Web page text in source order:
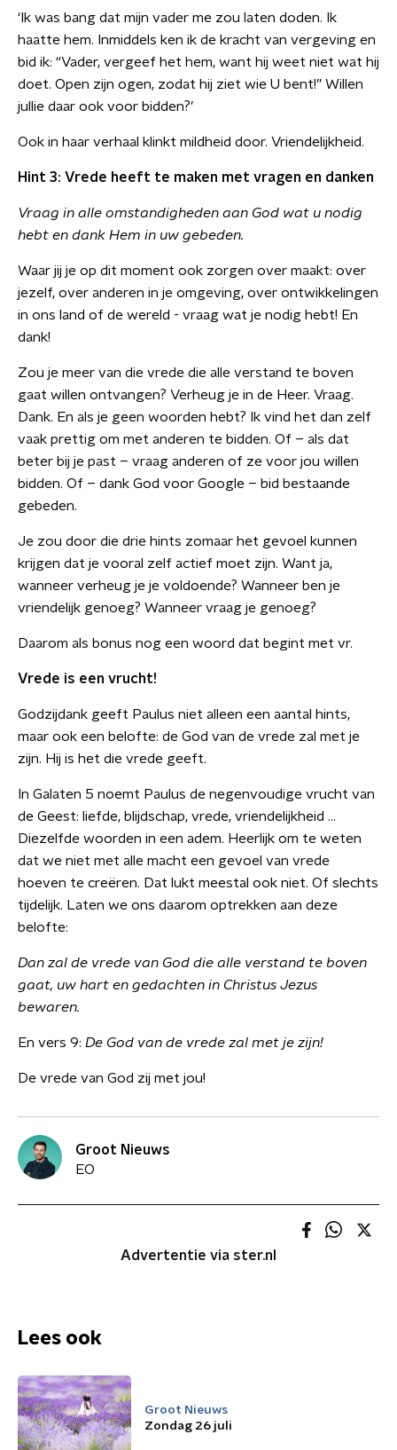
‘Ik was bang dat mijn vader me zou laten doden. Ik
haatte hem. Inmiddels ken ik de kracht van vergeving en
bid ik: “Vader, vergeef het hem, want hij weet niet wat hij
doet. Open zijn ogen, zodat hij ziet wie U bent!” Willen
jullie daar ook voor bidden?’
Ook in haar verhaal klinkt mildheid door. Vriendelijkheid.
Hint 3: Vrede heeft te maken met vragen en danken
Vraag in alle omstandigheden aan God wat u nodig
hebt en dank Hem in uw gebeden.
Waar jij je op dit moment ook zorgen over maakt: over
jezelf, over anderen in je omgeving, over ontwikkelingen
in ons land of de wereld - vraag wat je nodig hebt! En
dank!
Zou je meer van die vrede die alle verstand te boven
gaat willen ontvangen? Verheug je in de Heer. Vraag.
Dank. En als je geen woorden hebt? Ik vind het dan zelf
vaak prettig om met anderen te bidden. Of – als dat
beter bij je past – vraag anderen of ze voor jou willen
bidden. Of – dank God voor Google – bid bestaande
gebeden.
Je zou door die drie hints zomaar het gevoel kunnen
krijgen dat je vooral zelf actief moet zijn. Want ja,
wanneer verheug je je voldoende? Wanneer ben je
vriendelijk genoeg? Wanneer vraag je genoeg?
Daarom als bonus nog een woord dat begint met vr.
Vrede is een vrucht!
Godzijdank geeft Paulus niet alleen een aantal hints,
maar ook een belofte: de God van de vrede zal met je
zijn. Hij is het die vrede geeft.
In Galaten 5 noemt Paulus de negenvoudige vrucht van
de Geest: liefde, blijdschap, vrede, vriendelijkheid …
Diezelfde woorden in een adem. Heerlijk om te weten
dat we niet met alle macht een gevoel van vrede
hoeven te creëren. Dat lukt meestal ook niet. Of slechts
tijdelijk. Laten we ons daarom optrekken aan deze
belofte:
Dan zal de vrede van God die alle verstand te boven
gaat, uw hart en gedachten in Christus Jezus
bewaren.
En vers 9: De God van de vrede zal met je zijn!
De vrede van God zij met jou!
Groot Nieuws
EO
Advertentie via ster.nl
Lees ook
Groot Nieuws
Zondag 26 juli